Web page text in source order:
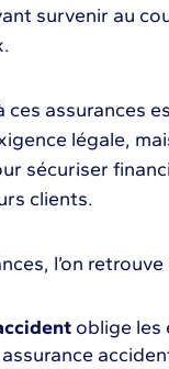
survenir au
ces assurances
légale,
sécuriser
clients.
l’on retrouve
oblige les